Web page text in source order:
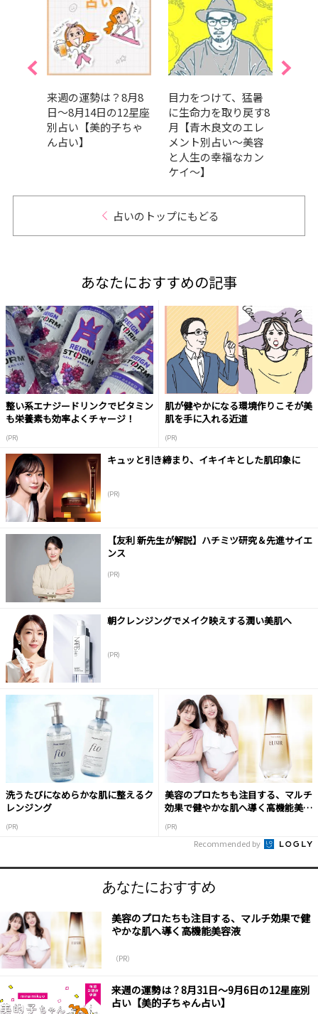
来週の運勢は？8月8
日～8月14日の12星座
別占い【美的子ちゃ
ん占い】
目力をつけて、猛暑
に生命力を取り戻す8
月【青木良文のエレ
メント別占い～美容
と人生の幸福なカン
ケイ～】
占いのトップにもどる
あなたにおすすめの記事
整い系エナジードリンクでビタミン
も栄養素も効率よくチャージ！
(PR)
肌が健やかになる環境作りこそが美
肌を手に入れる近道
(PR)
キュッと引き締まり、イキイキとした肌印象に
(PR)
【友利 新先生が解説】ハチミツ研究＆先進サイエ
ンス
(PR)
朝クレンジングでメイク映えする潤い美肌へ
(PR)
洗うたびになめらかな肌に整えるク
レンジング
(PR)
美容のプロたちも注目する、マルチ
効果で健やかな肌へ導く高機能美容
(PR)
Recommended by
あなたにおすすめ
美容のプロたちも注目する、マルチ効果で健
やかな肌へ導く高機能美容液
（PR）
来週の運勢は？8月31日～9月6日の12星座別
占い【美的子ちゃん占い】